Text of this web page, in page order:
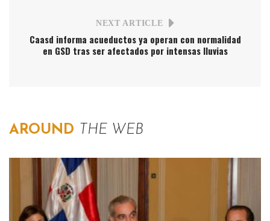
NEXT ARTICLE
Caasd informa acueductos ya operan con normalidad
en GSD tras ser afectados por intensas lluvias
AROUND THE WEB